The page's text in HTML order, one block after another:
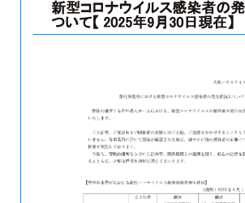
新型コロナウイルス感染者の
ついて【 2025年9月30日現在】